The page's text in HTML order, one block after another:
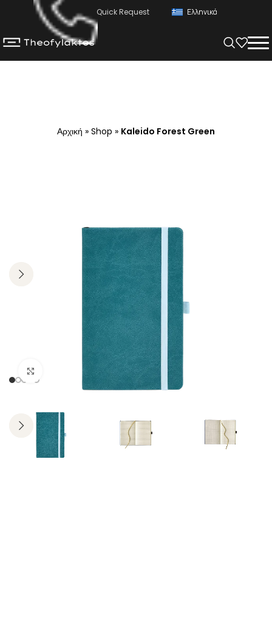
Quick Request Ελληνικά
Αρχική » Shop » Kaleido Forest Green
Click to enlarge